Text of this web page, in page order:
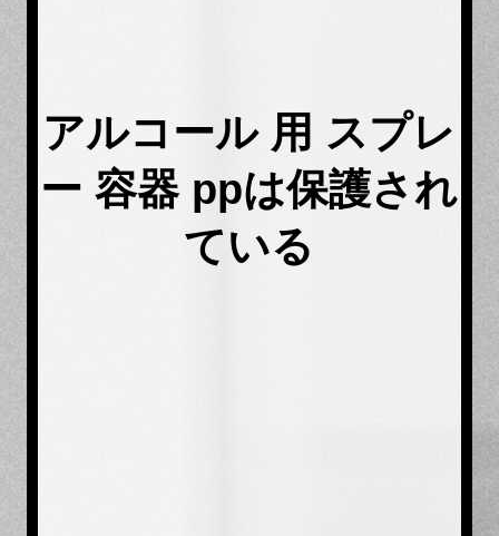
アルコール 用 スプレ
ー 容器 ppは保護され
ている